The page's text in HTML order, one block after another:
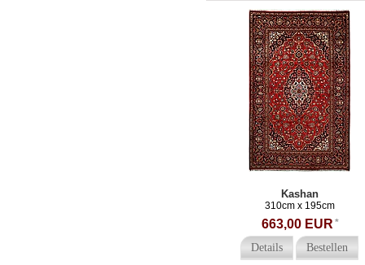
Kashan
310cm x 195cm
663,00 EUR *
Details Bestellen